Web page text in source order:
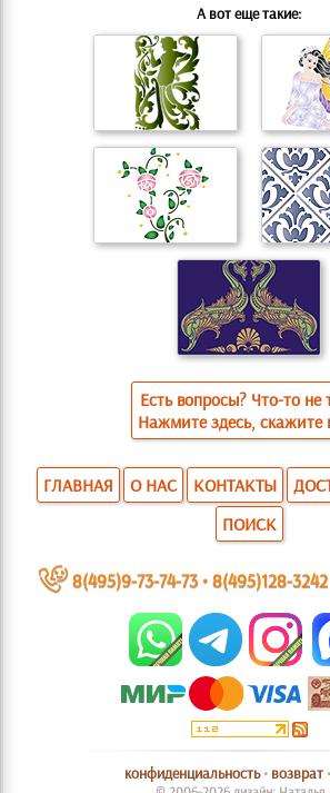
А вот еще такие:
Есть вопросы? Что-то не
Нажмите здесь, скажите
ГЛАВНАЯ О НАС КОНТАКТЫ
ПОИСК
~ 8(495)9-73-74-73•8(495)128-3242
конфиденциальность• возврат•